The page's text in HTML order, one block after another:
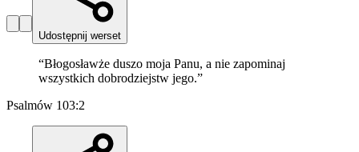
Udostępnij werset
“Błogosławże duszo moja Panu, a nie zapominaj
wszystkich dobrodziejstw jego.”
Psalmów 103:2